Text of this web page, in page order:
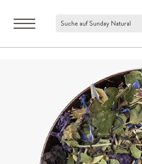
Suche auf Sunday Natural